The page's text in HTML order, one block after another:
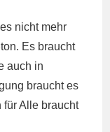
nicht mehr
Es braucht
auch in
braucht es
für Alle braucht